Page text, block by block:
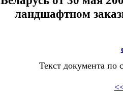
ландшафтном
Текст документа по